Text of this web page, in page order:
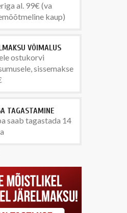
al. 99€ (va
kaup)
VÕIMALUS
ostukorvi
sissemakse
TAGASTAMINE
saab tagastada 14